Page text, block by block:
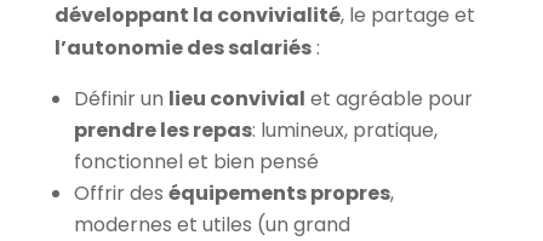
développant la convivialité, le partage et
l’autonomie des salariés:
Définir un lieu convivial et agréable pour
prendre les repas: lumineux, pratique,
fonctionnel et bien pensé
Offrir des équipements propres,
modernes et utiles (un grand